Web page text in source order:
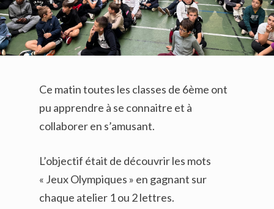
Ce matin toutes les classes de 6ème ont
pu apprendre à se connaitre et à
collaborer en s’amusant.
L’objectif était de découvrir les mots
« Jeux Olympiques » en gagnant sur
chaque atelier 1 ou 2 lettres.